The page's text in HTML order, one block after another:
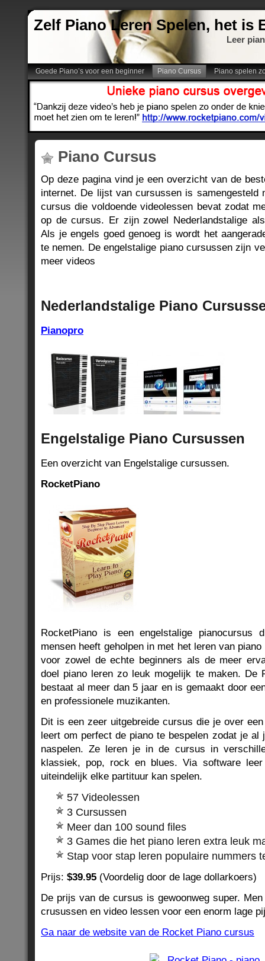
Zelf Piano Leren Spelen, het is
Leer
Goede Piano’s voor een beginner Piano Cursus Piano spelen
Piano Cursus
Op deze pagina vind je een overzicht van de
internet. De lijst van cursussen is samengesteld
cursus die voldoende videolessen bevat zodat
op de cursus. Er zijn zowel Nederlandstalige
Als je engels goed genoeg is wordt het
te nemen. De engelstalige piano cursussen zijn
meer videos
Nederlandstalige Piano
Pianopro
Engelstalige Piano Cursussen
Een overzicht van Engelstalige cursussen.
RocketPiano
RocketPiano is een engelstalige
mensen heeft geholpen in met het leren van
voor zowel de echte beginners als de meer
doel piano leren zo leuk mogelijk te maken. De
bestaat al meer dan 5 jaar en is gemaakt door
en professionele muzikanten.
Dit is een zeer uitgebreide cursus die je over
leert om perfect de piano te bespelen zodat je al
naspelen. Ze leren je in de cursus in
klassiek, pop, rock en blues. Via software
uiteindelijk elke partituur kan spelen.
57 Videolessen
3 Cursussen
Meer dan 100 sound files
3 Games die het piano leren extra leuk
Stap voor stap leren populaire nummers
Prijs: $39.95 (Voordelig door de lage dollarkoers)
De prijs van de cursus is gewoonweg super.
crusussen en video lessen voor een enorm lage
Ga naar de website van de Rocket Piano cursus